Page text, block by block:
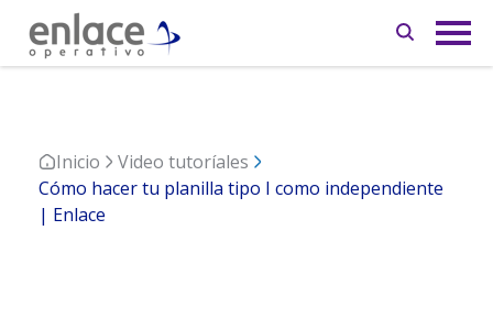
Inicio
Video tutoríales
Cómo hacer tu planilla tipo I como independiente
| Enlace